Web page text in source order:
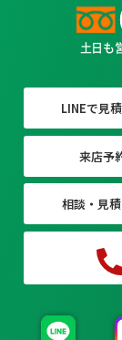
土日も
LINEで見
来店予
相談・見